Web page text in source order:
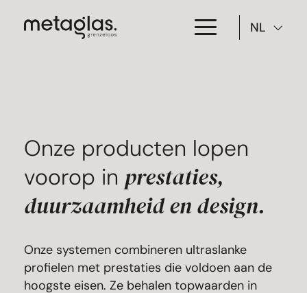
Projecten
Over Metaglas
Downloads
Contact
NL
Onze producten lopen
voorop in prestaties,
duurzaamheid en design.
Onze systemen combineren ultraslanke
profielen met prestaties die voldoen aan de
hoogste eisen. Ze behalen topwaarden in